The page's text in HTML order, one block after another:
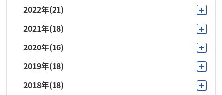
11月(2)
10月(3)
9月(1)
8月(1)
7月 (2)
2022年(21)
10月(3)
9月(1)
8月(1)
7月(2)
2021年(18)
11月(1)
10月(3)
9月(3)
2020年(16)
12月(1)
10月(2)
2019年(18)
11月(1)
2018年(18)